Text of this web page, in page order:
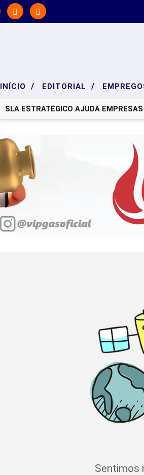
INÍCIO / EDITORIAL /
SLA ESTRATÉGICO AJUDA
Sentimos